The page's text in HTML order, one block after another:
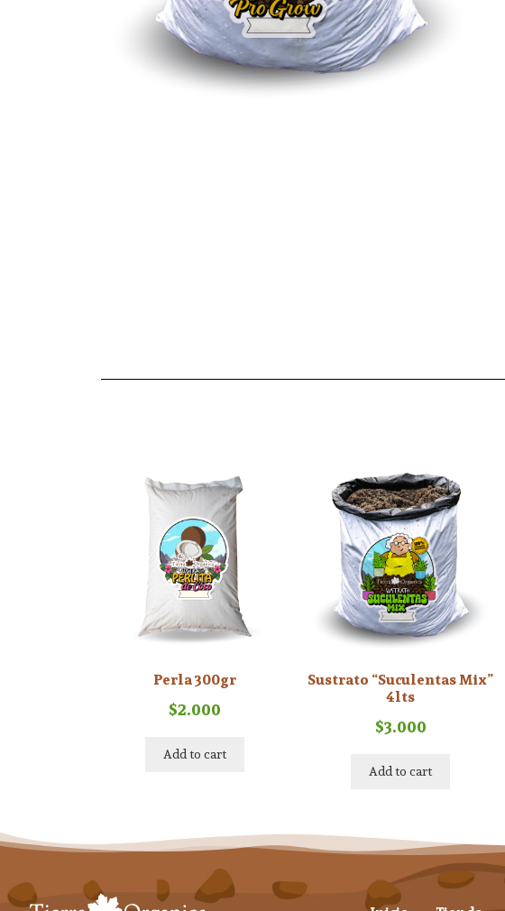
Perla 300gr
$2.000
Add to cart
Sustrato “Suculentas Mix”
4lts
$3.000
Add to cart